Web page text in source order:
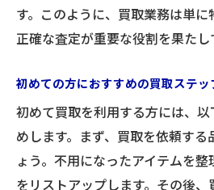
買取で家庭の整理を効
スムーズな買取で時間
買取を通じたエコなライ
査定のプロが示す適正価格
プロの査定力を支える
適正価格を導き出すた
す。このように、買取業務は単に
正確な査定が重要な役割を果たし
初めての方におすすめの買取ステッ
初めて買取を利用する方には、
めします。まず、買取を依頼す
ょう。不用になったアイテムを
をリストアップします。その後